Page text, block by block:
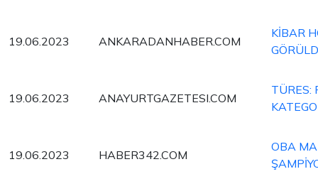
19.06.2023 ANKARADANHABER.COM
KİBAR
19.06.2023 ANAYURTGAZETESI.COM
TÜRES:
19.06.2023 HABER342.COM
OBA